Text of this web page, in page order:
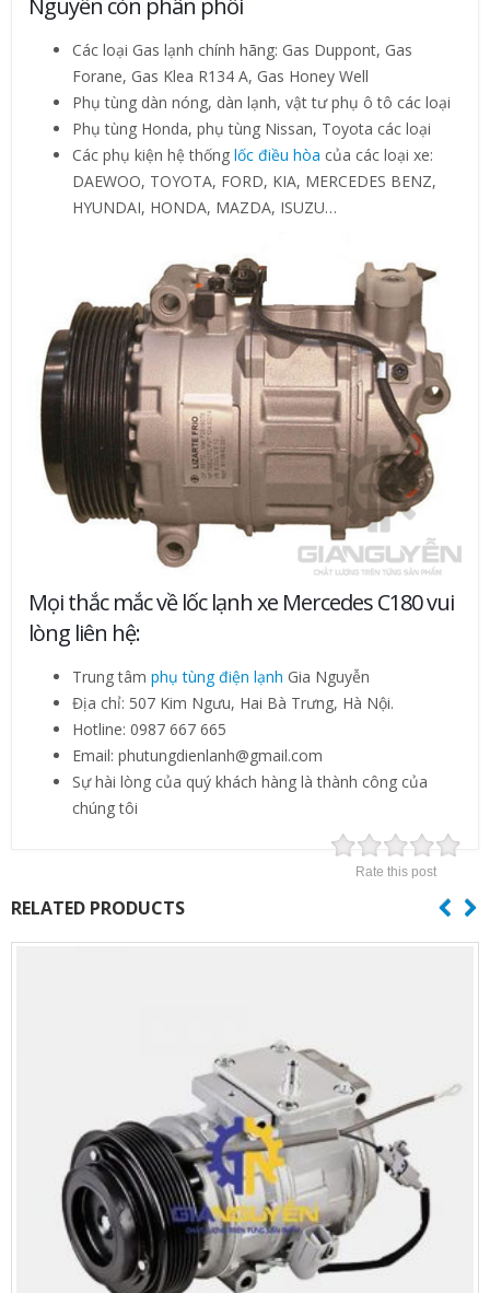
Nguyễn còn phân phối
Các loại Gas lạnh chính hãng: Gas Duppont, Gas
Forane, Gas Klea R134 A, Gas Honey Well
Phụ tùng dàn nóng, dàn lạnh, vật tư phụ ô tô các loại
Phụ tùng Honda, phụ tùng Nissan, Toyota các loại
Các phụ kiện hệ thống lốc điều hòa của các loại xe:
DAEWOO, TOYOTA, FORD, KIA, MERCEDES BENZ,
HYUNDAI, HONDA, MAZDA, ISUZU…
Mọi thắc mắc về lốc lạnh xe Mercedes C180 vui
lòng liên hệ:
Trung tâm phụ tùng điện lạnh Gia Nguyễn
Địa chỉ: 507 Kim Ngưu, Hai Bà Trưng, Hà Nội.
Hotline: 0987 667 665
Email: phutungdienlanh@gmail.com
Sự hài lòng của quý khách hàng là thành công của
chúng tôi
Rate this post
RELATED PRODUCTS